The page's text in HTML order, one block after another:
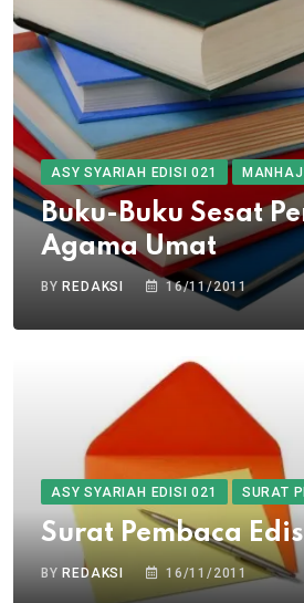
ASY SYARIAH EDISI 021 MANHAJI
Buku-Buku Sesat
Agama Umat
BY REDAKSI 16/11/2011
ASY SYARIAH EDISI 021 SURAT
Surat Pembaca
BY REDAKSI 16/11/2011